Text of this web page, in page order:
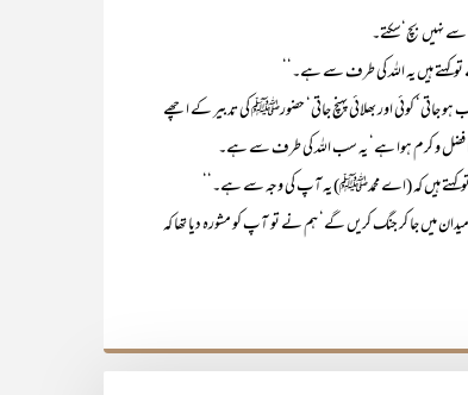
نہیں بچ‘سکتے۔
ہے توکہتے ہیں یہ اللہ کی طرف سے ہے۔‘‘
ہو جاتی‘ کوئی اور بھلائی پہنچ جاتی‘ حضورﷺ کی تدبیر کے اچھے
فضل و کرم ہوا ہے‘ یہ سب اللہ کی طرف سے ہے۔
توکہتے ہیں کہ (اے محمدﷺ) یہ آپ کی وجہ سے ہے۔‘‘
میں جا کر جنگ کریں گے‘ ہم نے تو آپ کو مشورہ دیا تھا کہ